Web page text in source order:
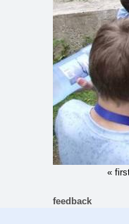
«
feedback